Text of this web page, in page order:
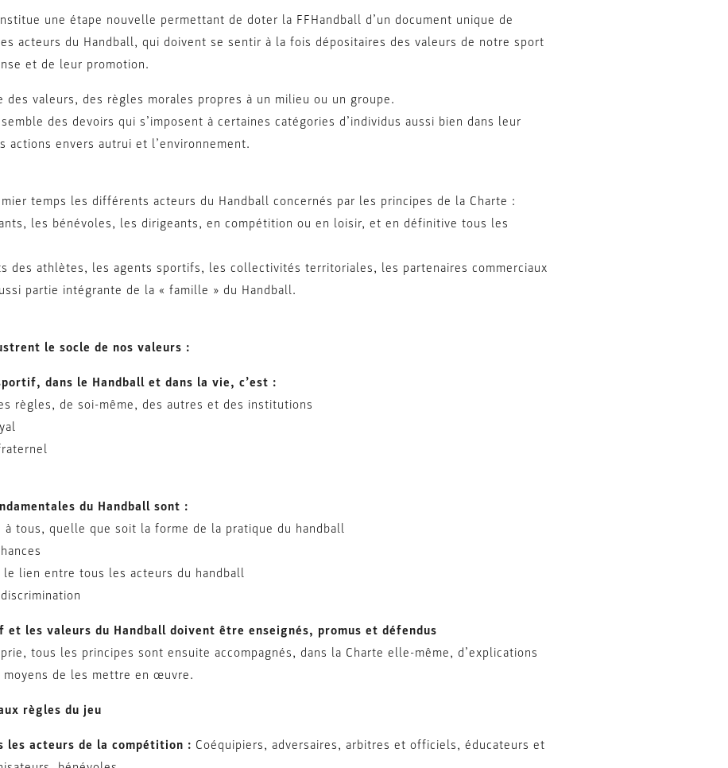
une étape nouvelle permettant de doter la FFHandball d’un document unique de
acteurs du Handball, qui doivent se sentir à la fois dépositaires des valeurs de notre sport
et de leur promotion.
des valeurs, des règles morales propres à un milieu ou un groupe.
des devoirs qui s’imposent à certaines catégories d’individus aussi bien dans leur
actions envers autrui et l’environnement.
temps les différents acteurs du Handball concernés par les principes de la Charte :
les bénévoles, les dirigeants, en compétition ou en loisir, et en définitive tous les
des athlètes, les agents sportifs, les collectivités territoriales, les partenaires commerciaux
partie intégrante de la « famille » du Handball.
le socle de nos valeurs :
dans le Handball et dans la vie, c’est :
règles, de soi-même, des autres et des institutions
du Handball sont :
tous, quelle que soit la forme de la pratique du handball
lien entre tous les acteurs du handball
et les valeurs du Handball doivent être enseignés, promus et défendus
tous les principes sont ensuite accompagnés, dans la Charte elle-même, d’explications
de les mettre en œuvre.
règles du jeu
les acteurs de la compétition : Coéquipiers, adversaires, arbitres et officiels, éducateurs et